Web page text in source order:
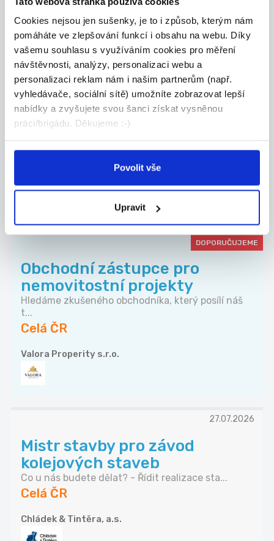
Cookies nejsou jen sušenky, je to i způsob, kterým nám
pomáháte ve zlepšování funkcí i obsahu na webu. Díky
vašemu souhlasu s využíváním cookies pro měření
návštěvnosti, analýzy, personalizaci webu a
personalizaci reklam nám i našim partnerům (např.
vyhledávače, sociální sítě) umožníte zobrazovat lepší
nabídky a zvyšujete svou šanci získat vysněnou
práci/brigádu. Děkujeme :-)
Povolit vše
Upravit
Grafton Recruitment s.r.o.
24.07.2026
Manažer obchodního týmu
Allianz | Náborový příspěvek
...
Přidejte se k Allianz, největší pojišťovně na sv...
DOPORUČUJEME
Obchodní zástupce pro
nemovitostní projekty
Hledáme zkušeného obchodníka, který posílí náš
t...
Celá ČR
Valora Properity s.r.o.
27.07.2026
Mistr stavby pro závod
kolejových staveb
Co u nás budete dělat? - Řídit realizace sta...
Celá ČR
Chládek & Tintěra, a.s.